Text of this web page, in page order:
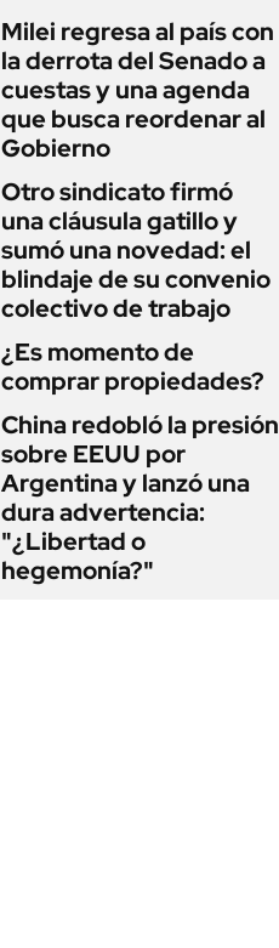
Milei regresa al país con
la derrota del Senado a
cuestas y una agenda
que busca reordenar al
Gobierno
Otro sindicato firmó
una cláusula gatillo y
sumó una novedad: el
blindaje de su convenio
colectivo de trabajo
¿Es momento de
comprar propiedades?
China redobló la presión
sobre EEUU por
Argentina y lanzó una
dura advertencia:
"¿Libertad o
hegemonía?"